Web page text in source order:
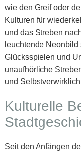
wie den Greif oder
Kulturen für
und das Streben
leuchtende Neonbild
Glücksspielen und
unaufhörliche
und
Kulturelle
Seit den Anfängen